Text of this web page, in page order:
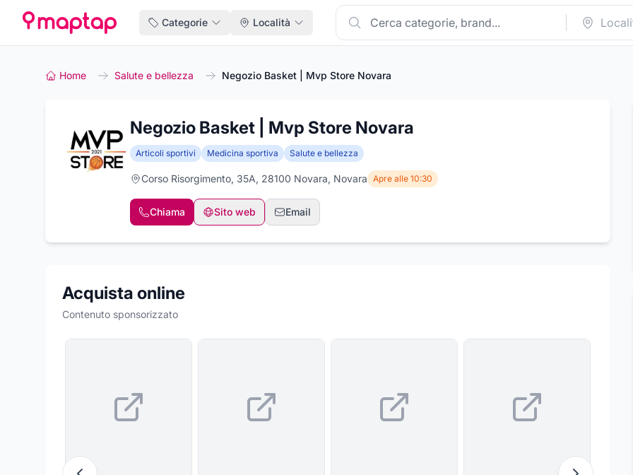
Categorie Località
Home Salute e bellezza Negozio Basket | Mvp Store Novara
Negozio Basket | Mvp Store Novara
Articoli sportivi Medicina sportiva Salute e bellezza
Corso Risorgimento, 35A, 28100 Novara, Novara Apre alle 10:30
Chiama Sito web Email
Acquista online
Contenuto sponsorizzato